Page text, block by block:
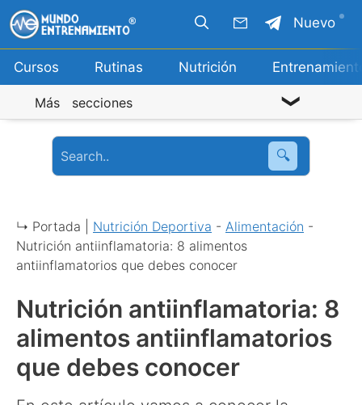
Saltar
al
contenido
Cursos Rutinas Nutrición
Nuevo
Más secciones
🔍
↳ Portada | Nutrición Deportiva - Alimentación -
Nutrición antiinflamatoria: 8 alimentos
antiinflamatorios que debes conocer
Nutrición antiinflamatoria: 8
alimentos antiinflamatorios
que debes conocer